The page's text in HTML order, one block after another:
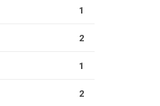
1
2
1
2